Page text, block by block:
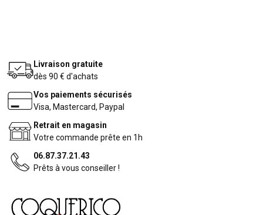
Livraison gratuite
dès 90 € d'achats
Vos paiements sécurisés
Visa, Mastercard, Paypal
Retrait en magasin
Votre commande prête en 1h
06.87.37.21.43
Prêts à vous conseiller !